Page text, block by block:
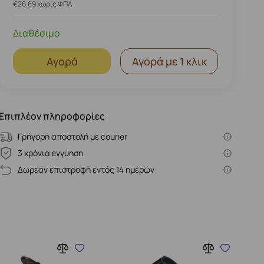
€26.89 χωρίς ΦΠΑ
Διαθέσιμο
Αγορά Αγορά με 1 κλικ
Επιπλέον πληροφορίες
Γρήγορη αποστολή με courier
3 χρόνια εγγύηση
Δωρεάν επιστροφή εντός 14 ημερών